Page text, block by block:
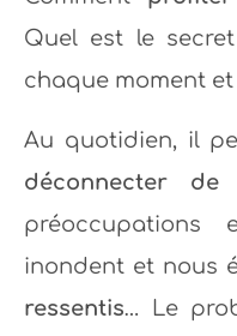
Quel est le
chaque moment
Au quotidien, il
déconnecter
préoccupations
inondent et nous
ressentis… Le